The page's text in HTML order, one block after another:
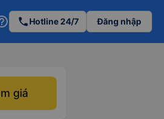
phoneHotline 24/7 Đăng nhập
giá